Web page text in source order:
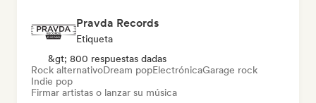
Pravda Records
Etiqueta
&gt; 800 respuestas dadas
Rock alternativoDream popElectrónicaGarage rock
Indie pop
Firmar artistas o lanzar su música